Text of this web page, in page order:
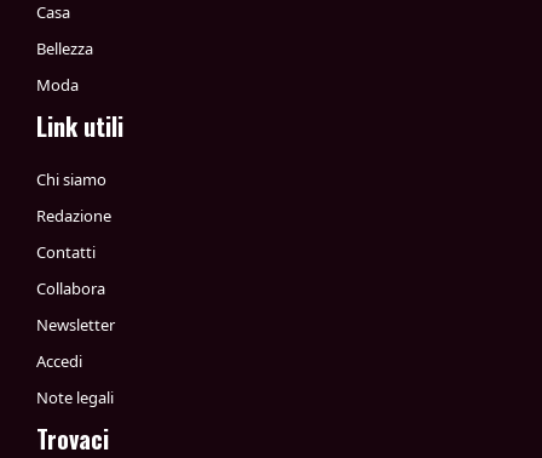
Casa
Bellezza
Moda
Link utili
Chi siamo
Redazione
Contatti
Collabora
Newsletter
Accedi
Note legali
Trovaci